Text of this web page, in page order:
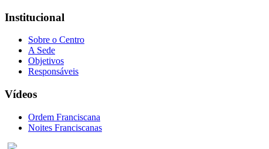
Institucional
Sobre o Centro
A Sede
Objetivos
Responsáveis
Vídeos
Ordem Franciscana
Noites Franciscanas